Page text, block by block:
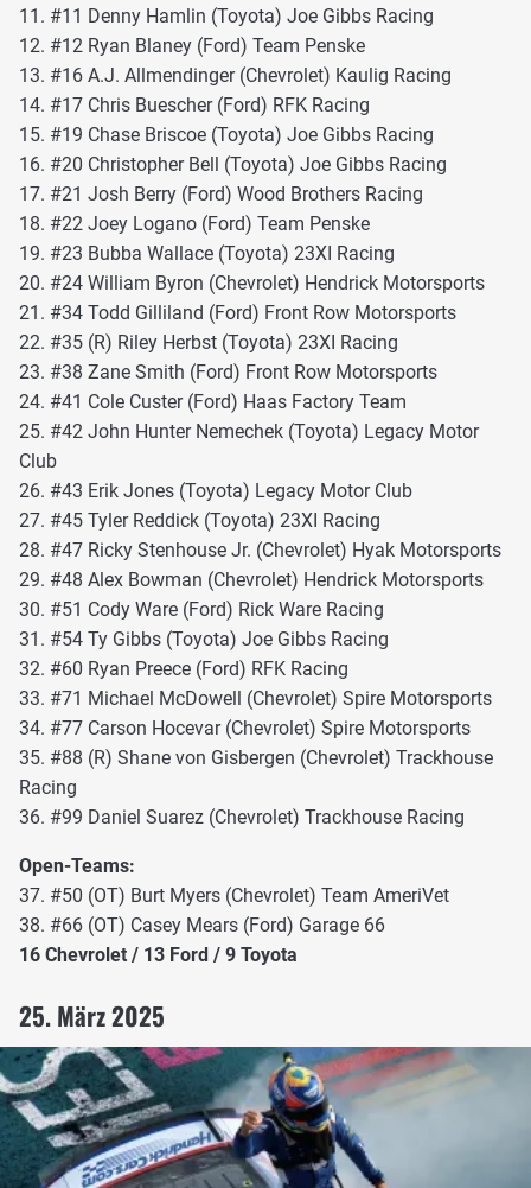
11. #11 Denny Hamlin (Toyota) Joe Gibbs Racing
12. #12 Ryan Blaney (Ford) Team Penske
13. #16 A.J. Allmendinger (Chevrolet) Kaulig Racing
14. #17 Chris Buescher (Ford) RFK Racing
15. #19 Chase Briscoe (Toyota) Joe Gibbs Racing
16. #20 Christopher Bell (Toyota) Joe Gibbs Racing
17. #21 Josh Berry (Ford) Wood Brothers Racing
18. #22 Joey Logano (Ford) Team Penske
19. #23 Bubba Wallace (Toyota) 23XI Racing
20. #24 William Byron (Chevrolet) Hendrick Motorsports
21. #34 Todd Gilliland (Ford) Front Row Motorsports
22. #35 (R) Riley Herbst (Toyota) 23XI Racing
23. #38 Zane Smith (Ford) Front Row Motorsports
24. #41 Cole Custer (Ford) Haas Factory Team
25. #42 John Hunter Nemechek (Toyota) Legacy Motor
Club
26. #43 Erik Jones (Toyota) Legacy Motor Club
27. #45 Tyler Reddick (Toyota) 23XI Racing
28. #47 Ricky Stenhouse Jr. (Chevrolet) Hyak Motorsports
29. #48 Alex Bowman (Chevrolet) Hendrick Motorsports
30. #51 Cody Ware (Ford) Rick Ware Racing
31. #54 Ty Gibbs (Toyota) Joe Gibbs Racing
32. #60 Ryan Preece (Ford) RFK Racing
33. #71 Michael McDowell (Chevrolet) Spire Motorsports
34. #77 Carson Hocevar (Chevrolet) Spire Motorsports
35. #88 (R) Shane von Gisbergen (Chevrolet) Trackhouse
Racing
36. #99 Daniel Suarez (Chevrolet) Trackhouse Racing
Open-Teams:
37. #50 (OT) Burt Myers (Chevrolet) Team AmeriVet
38. #66 (OT) Casey Mears (Ford) Garage 66
16 Chevrolet / 13 Ford / 9 Toyota
25. März 2025